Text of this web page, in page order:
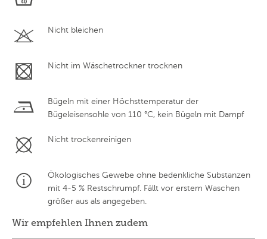
Nicht bleichen
Nicht im Wäschetrockner trocknen
Bügeln mit einer Höchsttemperatur der
Bügeleisensohle von 110 °C, kein Bügeln mit Dampf
Nicht trockenreinigen
Ökologisches Gewebe ohne bedenkliche Substanzen
mit 4-5 % Restschrumpf. Fällt vor erstem Waschen
größer aus als angegeben.
Wir empfehlen Ihnen zudem